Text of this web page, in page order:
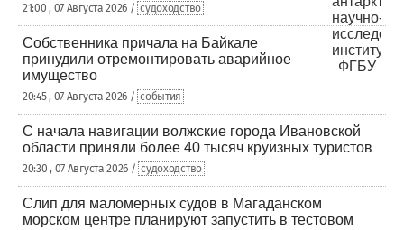
21:00 , 07 Августа 2026 / судоходство
Собственника причала на Байкале
принудили отремонтировать аварийное
имущество
20:45 , 07 Августа 2026 / события
С начала навигации волжские города Ивановской
области приняли более 40 тысяч круизных туристов
20:30 , 07 Августа 2026 / судоходство
Слип для маломерных судов в Магаданском
морском центре планируют запустить в тестовом